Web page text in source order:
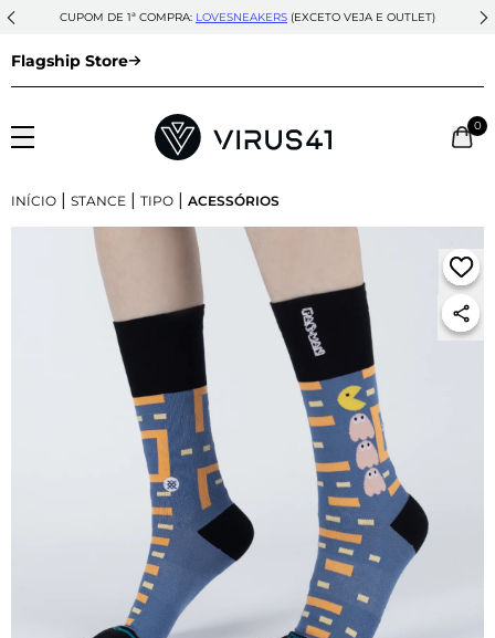
CUPOM DE 1ª COMPRA: LOVESNEAKERS (EXCETO VEJA E OUTLET)
Flagship Store
0
INÍCIO | STANCE | TIPO | ACESSÓRIOS